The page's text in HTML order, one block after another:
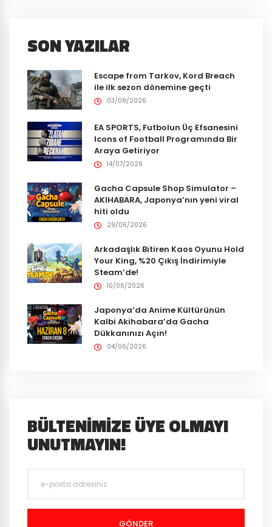
SON YAZILAR
Escape from Tarkov, Kord Breach
ile ilk sezon dönemine geçti
03/08/2026
EA SPORTS, Futbolun Üç Efsanesini
Icons of Football Programında Bir
Araya Getiriyor
14/07/2026
Gacha Capsule Shop Simulator –
AKIHABARA, Japonya’nın yeni viral
hiti oldu
29/06/2026
Arkadaşlık Bitiren Kaos Oyunu Hold
Your King, %20 Çıkış İndirimiyle
Steam’de!
10/06/2026
Japonya’da Anime Kültürünün
Kalbi Akihabara’da Gacha
Dükkanınızı Açın!
04/06/2026
BÜLTENIMIZE ÜYE OLMAYI
UNUTMAYIN!